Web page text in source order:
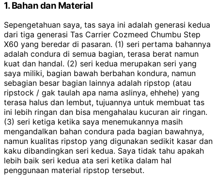
1. Bahan dan Material
Sepengetahuan saya, tas saya ini adalah generasi kedua
dari tiga generasi Tas Carrier Cozmeed Chumbu Step
X60 yang beredar di pasaran. (1) seri pertama bahannya
adalah condura di semua bagian, terasa berat namun
kuat dan handal. (2) seri kedua merupakan seri yang
saya miliki, bagian bawah berbahan kondura, namun
sebagian besar bagian lainnya adalah ripstop (atau
ripstock / gak taulah apa nama aslinya, ehhehe) yang
terasa halus dan lembut, tujuannya untuk membuat tas
ini lebih ringan dan bisa mengahalau kucuran air ringan.
(3) seri ketiga ketika saya menemukannya masih
mengandalkan bahan condura pada bagian bawahnya,
namun kualitas ripstop yang digunakan sedikit kasar dan
kaku dibandingkan seri kedua. Saya tidak tahu apakah
lebih baik seri kedua ata seri ketika dalam hal
penggunaan material ripstop tersebut.